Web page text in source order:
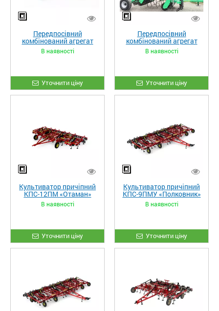
Передпосівний
комбінований агрегат
FORWARD 8
В наявності
Уточнити ціну
Передпосівний
комбінований агрегат
FORWARD 6
В наявності
Уточнити ціну
Культиватор причіпний
КПС-12ПМ «Отаман»
В наявності
Уточнити ціну
Культиватор причіпний
КПС-9ПМУ «Полковник»
В наявності
Уточнити ціну